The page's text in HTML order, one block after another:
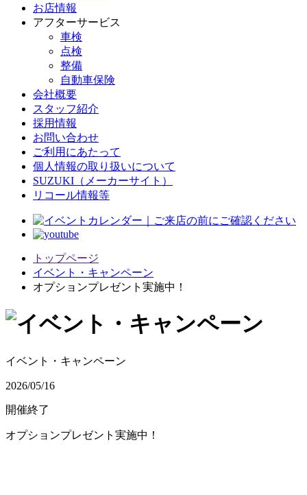
お店情報
アフターサービス
車検
点検
整備
自動車保険
会社概要
スタッフ紹介
採用情報
お問い合わせ
ご利用にあたって
個人情報の取り扱いについて
SUZUKI（メーカーサイト）
リコール情報等
トップページ
イベント・キャンペーン
オプションプレゼント実施中！
イベント・キャンペーン
2026/05/16
開催終了
オプションプレゼント実施中！